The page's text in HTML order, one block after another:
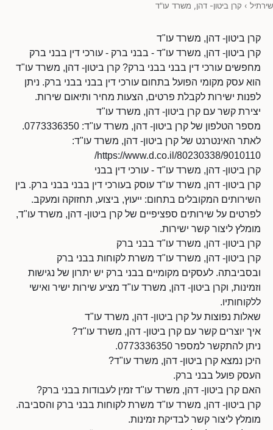
שירתיל › קרן ביטון- דהן, משרד עו"ד
קרן ביטון- דהן, משרד עו"ד
קרן ביטון- דהן, משרד עו"ד - בבני ברק - עורכי דין בבני ברק
מחפשים עורכי דין בבני בבני ברק? קרן ביטון- דהן, משרד עו"ד
הוא עסק מקומי הפועל בתחום עורכי דין בבני בבני ברק. ניתן
לפנות ישירות לקבלת פרטים, הצעות מחיר ותיאום שירות.
יצירת קשר עם קרן ביטון- דהן, משרד עו"ד
מספר הטלפון של קרן ביטון- דהן, משרד עו"ד: 0773336350.
לאתר האינטרנט של קרן ביטון- דהן, משרד עו"ד:
https://www.d.co.il/80230338/9010110/
קרן ביטון- דהן, משרד עו"ד - עורכי דין בבני
קרן ביטון- דהן, משרד עו"ד עוסק בעורכי דין בבני בבני ברק. בין
השירותים המקובלים בתחום: ייעוץ, ביצוע, תחזוקה ומעקב.
לפרטים על שירותים ספציפיים של קרן ביטון- דהן, משרד עו"ד,
מומלץ ליצור קשר ישירות.
קרן ביטון- דהן, משרד עו"ד בבני ברק
קרן ביטון- דהן, משרד עו"ד משרת לקוחות בבני ברק
ובסביבתה. לעסקים מקומיים בבני ברק יש יתרון של נגישות
וזמינות, וקרן ביטון- דהן, משרד עו"ד מציע שירות ישיר ואישי
ללקוחותיו.
שאלות נפוצות על קרן ביטון- דהן, משרד עו"ד
איך יוצרים קשר עם קרן ביטון- דהן, משרד עו"ד?
ניתן להתקשר למספר 0773336350.
היכן נמצא קרן ביטון- דהן, משרד עו"ד?
העסק פועל בבני ברק.
האם קרן ביטון- דהן, משרד עו"ד זמין לעבודות בבני ברק?
קרן ביטון- דהן, משרד עו"ד משרת לקוחות בבני ברק והסביבה.
מומלץ ליצור קשר לבדיקת זמינות.